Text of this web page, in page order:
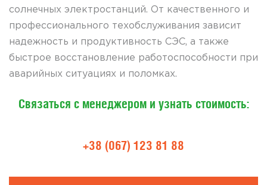
солнечных электростанций. От качественного и
профессионального техобслуживания зависит
надежность и продуктивность СЭС, а также
быстрое восстановление работоспособности при
аварийных ситуациях и поломках.
Связаться с менеджером и узнать стоимость:
+38 (067) 123 81 88